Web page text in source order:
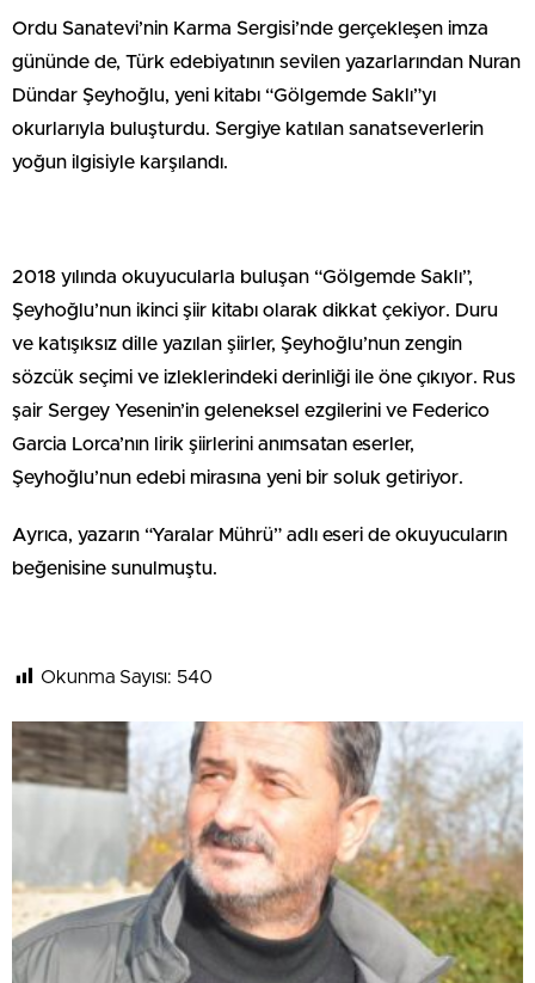
Ordu Sanatevi’nin Karma Sergisi’nde gerçekleşen imza
gününde de, Türk edebiyatının sevilen yazarlarından Nuran
Dündar Şeyhoğlu, yeni kitabı “Gölgemde Saklı”yı
okurlarıyla buluşturdu. Sergiye katılan sanatseverlerin
yoğun ilgisiyle karşılandı.
2018 yılında okuyucularla buluşan “Gölgemde Saklı”,
Şeyhoğlu’nun ikinci şiir kitabı olarak dikkat çekiyor. Duru
ve katışıksız dille yazılan şiirler, Şeyhoğlu’nun zengin
sözcük seçimi ve izleklerindeki derinliği ile öne çıkıyor. Rus
şair Sergey Yesenin’in geleneksel ezgilerini ve Federico
Garcia Lorca’nın lirik şiirlerini anımsatan eserler,
Şeyhoğlu’nun edebi mirasına yeni bir soluk getiriyor.
Ayrıca, yazarın “Yaralar Mührü” adlı eseri de okuyucuların
beğenisine sunulmuştu.
Okunma Sayısı: 540